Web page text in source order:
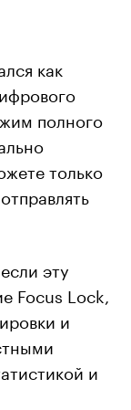
как
полного
только
эту
Focus Lock,
и
и